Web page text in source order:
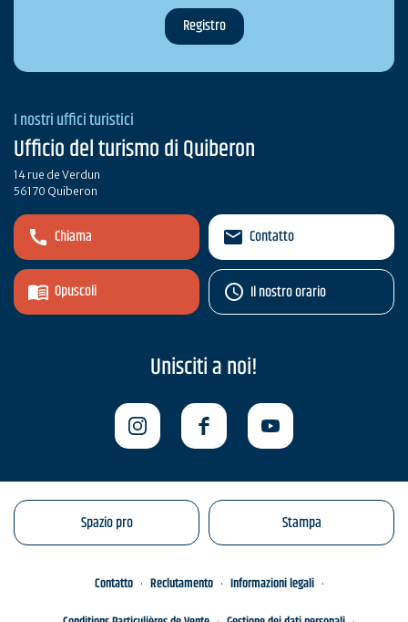
I nostri uffici turistici
Ufficio del turismo di Quiberon
14 rue de Verdun
56170 Quiberon
Chiama
Opuscoli
Contatto
Il nostro orario
Unisciti a noi!
Spazio pro Stampa
Contatto Reclutamento
Informazioni legali